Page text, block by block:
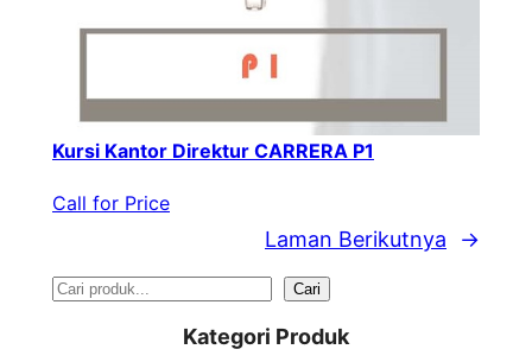
Kursi Kantor Direktur CARRERA P1
Call for Price
Laman Berikutnya →
S
Cari
Kategori Produk